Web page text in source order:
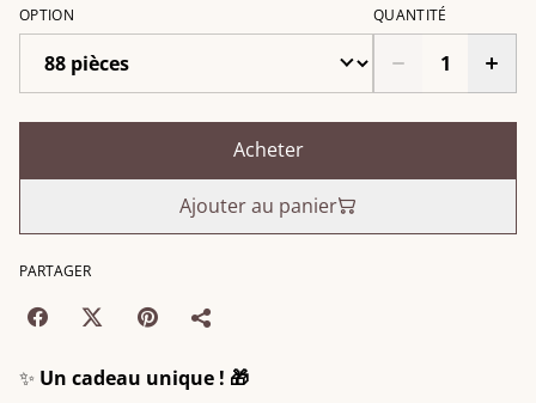
OPTION QUANTITÉ
Acheter
Ajouter au panier
PARTAGER
✨ Un cadeau unique ! 🎁